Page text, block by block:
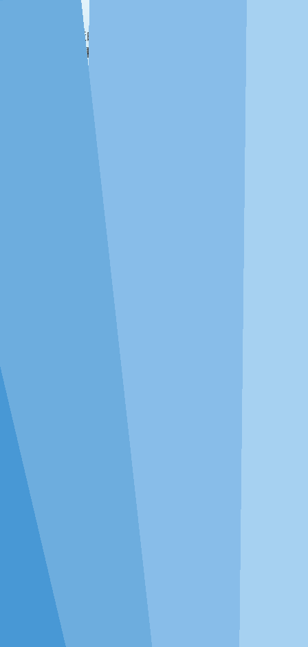
倾力打造的智能助手—谷雨， 任何的操作问题、
分析结果解读及概念解释问题，都可以向她询
专注于计算结果
DMSAS将展现更准确的统计流程及分析结果